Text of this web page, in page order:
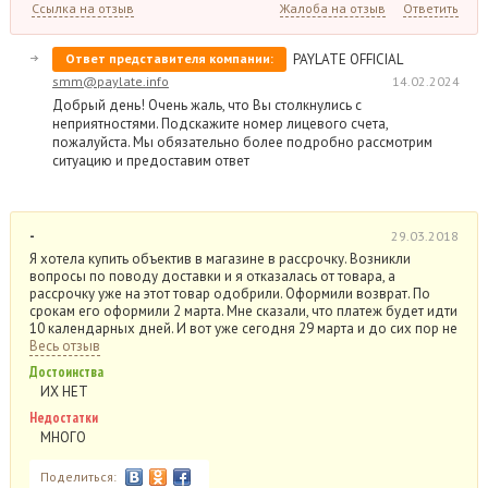
Ссылка на отзыв Жалоба на отзыв Ответить
Ответ представителя компании: PAYLATE OFFICIAL
smm@paylate.info 14.02.2024
Добрый день! Очень жаль, что Вы столкнулись с
неприятностями. Подскажите номер лицевого счета,
пожалуйста. Мы обязательно более подробно рассмотрим
ситуацию и предоставим ответ
- 29.03.2018
Я хотела купить объектив в магазине в рассрочку. Возникли
вопросы по поводу доставки и я отказалась от товара, а
рассрочку уже на этот товар одобрили. Оформили возврат. По
срокам его оформили 2 марта. Мне сказали, что платеж будет идти
10 календарных дней. И вот уже сегодня 29 марта и до сих пор не
Весь отзыв
Достоинства
ИХ НЕТ
Недостатки
МНОГО
Поделиться: